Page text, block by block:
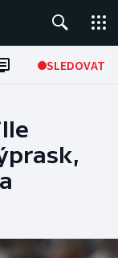
SLEDOVAT